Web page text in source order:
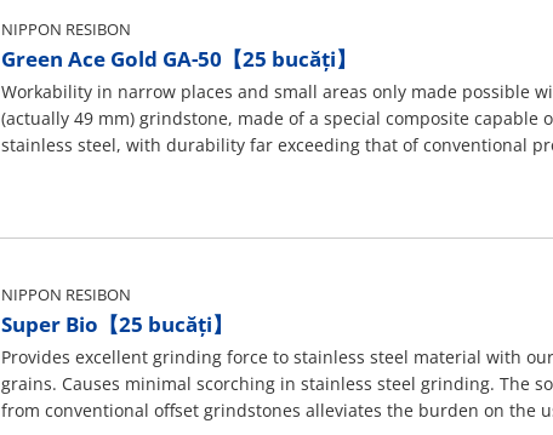
NIPPON RESIBON
Green Ace Gold GA-50【25 bucăți】
Workability in narrow places and small areas only made possible
(actually 49 mm) grindstone, made of a special composite capable
stainless steel, with durability far exceeding that of conventional
NIPPON RESIBON
Super Bio【25 bucăți】
Provides excellent grinding force to stainless steel material with
grains. Causes minimal scorching in stainless steel grinding. The
from conventional offset grindstones alleviates the burden on the